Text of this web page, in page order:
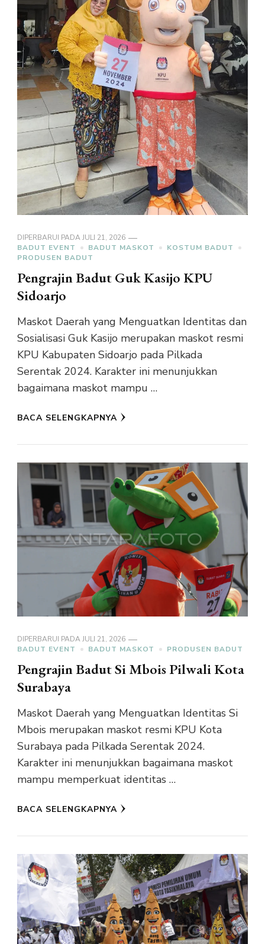
DIPERBARUI PADAJULI 21, 2026
BADUT EVENT
BADUT MASKOT
KOSTUM BADUT
PRODUSEN BADUT
Pengrajin Badut Guk Kasijo KPU
Sidoarjo
Maskot Daerah yang Menguatkan Identitas dan
Sosialisasi Guk Kasijo merupakan maskot resmi
KPU Kabupaten Sidoarjo pada Pilkada
Serentak 2024. Karakter ini menunjukkan
bagaimana maskot mampu …
BACA SELENGKAPNYA
DIPERBARUI PADAJULI 21, 2026
BADUT EVENT
BADUT MASKOT PRODUSEN BADUT
Pengrajin Badut Si Mbois Pilwali Kota
Surabaya
Maskot Daerah yang Menguatkan Identitas Si
Mbois merupakan maskot resmi KPU Kota
Surabaya pada Pilkada Serentak 2024.
Karakter ini menunjukkan bagaimana maskot
mampu memperkuat identitas …
BACA SELENGKAPNYA